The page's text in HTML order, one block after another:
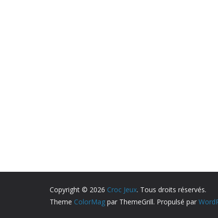
Copyright © 2026 Croc Jeux. Tous droits réservés.
Theme ColorMag par ThemeGrill. Propulsé par